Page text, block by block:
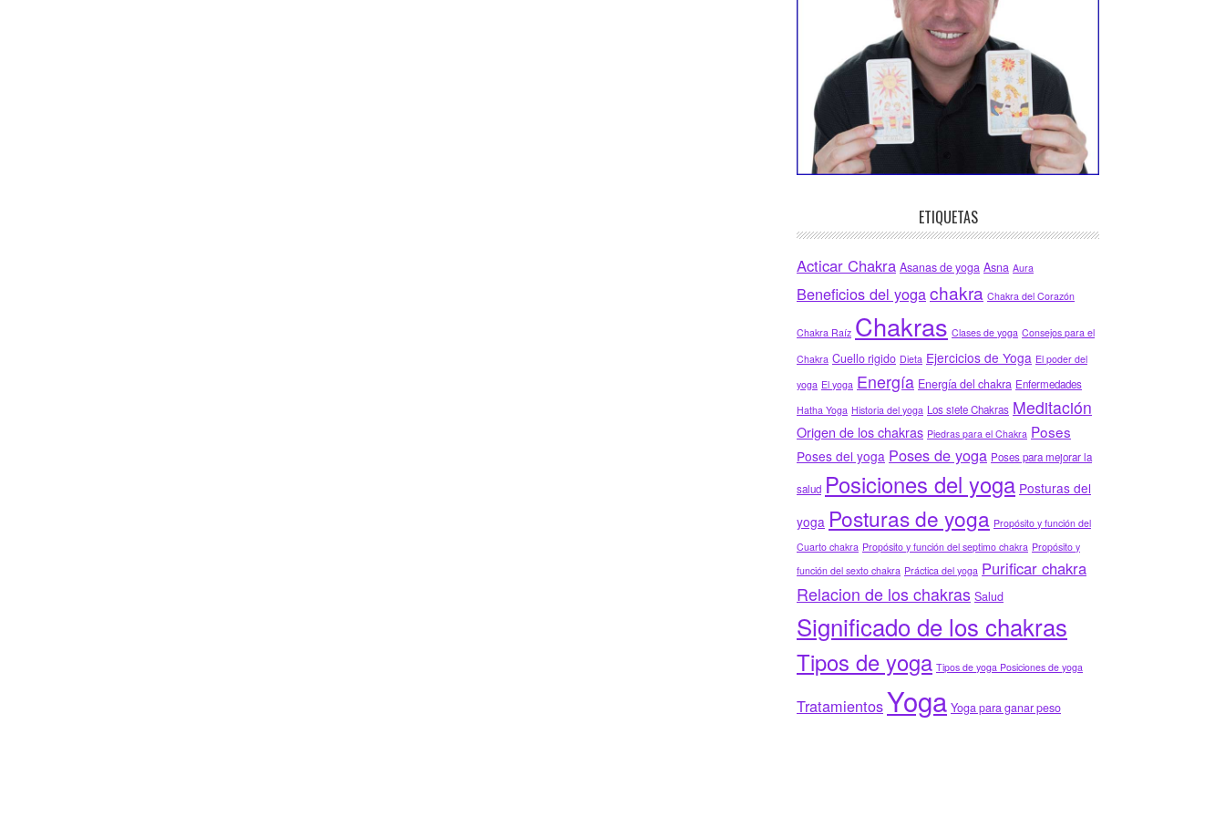
ETIQUETAS
Acticar Chakra Asanas de yoga Asna Aura
Beneficios del yogachakra Chakra del Corazón
Chakra Raíz Chakras Clases de yoga Consejos para el
Chakra Cuello rigido Dieta Ejercicios de Yoga El poder del
yoga El yoga Energía Energía del chakra Enfermedades
Hatha Yoga Historia del yoga Los siete Chakras Meditación
Origen de los chakras Piedras para el Chakra Poses
Poses del yoga Poses de yoga Poses para mejorar la
salud Posiciones del yoga Posturas del
yoga Posturas de yoga Propósito y función del
Cuarto chakra Propósito y función del septimo chakra Propósito y
función del sexto chakra Práctica del yoga Purificar chakra
Relacion de los chakras Salud
Significado de los chakras
Tipos de yoga Tipos de yoga Posiciones de yoga
TratamientosYoga Yoga para ganar peso